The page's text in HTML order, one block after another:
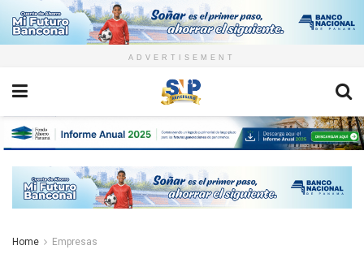
ADVERTISEMENT
Home Empresas